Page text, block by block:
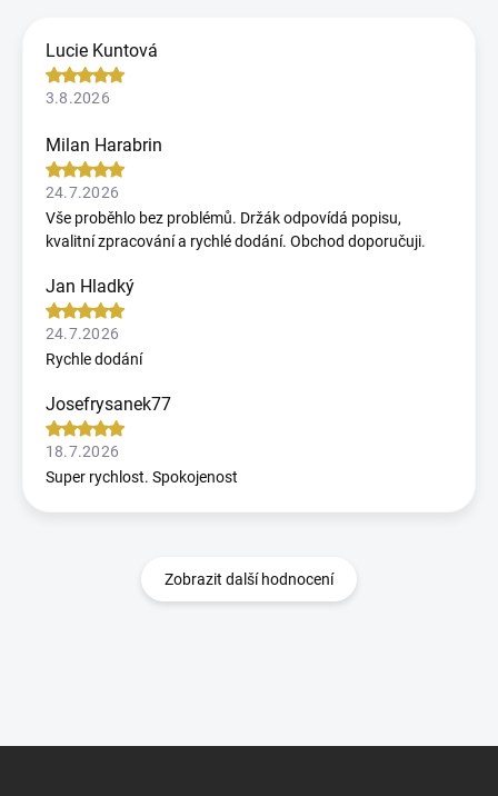
Lucie Kuntová
3.8.2026
Milan Harabrin
24.7.2026
Vše proběhlo bez problémů. Držák odpovídá popisu,
kvalitní zpracování a rychlé dodání. Obchod doporučuji.
Jan Hladký
24.7.2026
Rychle dodání
Josefrysanek77
18.7.2026
Super rychlost. Spokojenost
Zobrazit další hodnocení